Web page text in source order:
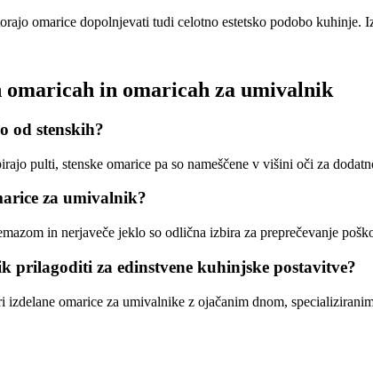
omarice dopolnjevati tudi celotno estetsko podobo
omaricah in omaricah za umivalnik
od stenskih?
pulti, stenske omarice pa so nameščene v višini oči za
za umivalnik?
in nerjaveče jeklo so odlična izbira za preprečevanje
prilagoditi za edinstvene kuhinjske postavitve?
izdelane omarice za umivalnike z ojačanim dnom,